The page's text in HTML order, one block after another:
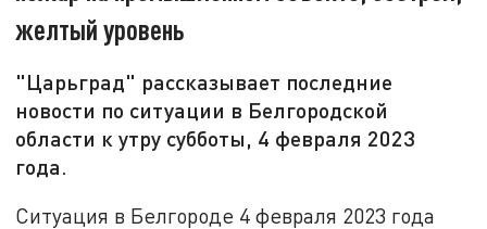
желтый уровень
"Царьград" рассказывает последние
новости по ситуации в Белгородской
области к утру субботы, 4 февраля 2023
года.
Ситуация в Белгороде 4 февраля 2023 года